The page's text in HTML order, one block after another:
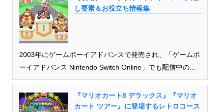
し要素＆お役立ち情報集
2003年にゲームボーイアドバンスで発売され、「ゲームボ
ーイアドバンス Nintendo Switch Online」でも配信中の...
『マリオカート8 デラックス』『マリオ
カート ツアー』に登場するレトロコース